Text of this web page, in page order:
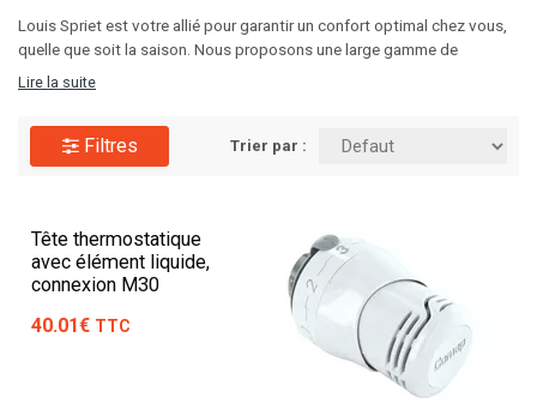
Louis Spriet est votre allié pour garantir un confort optimal chez vous,
quelle que soit la saison. Nous proposons une large gamme de
solutions de chauffage, des chaudières aux radiateurs design, ainsi que
équipements adaptés à votre espace et à votre budget. Visitez Louis
Spriet et préparez votre maison pour toute l'année !
Lire la suite
Filtres Trier par :
Tête thermostatique
avec élément liquide,
connexion M30
40.01€ TTC